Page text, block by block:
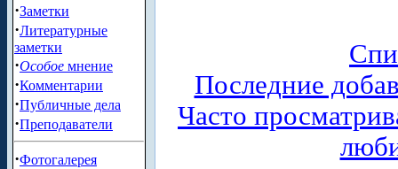
·Заметки
·Литературные
заметки
·Особое мнение
·Комментарии
·Публичные дела
·Преподаватели
·Фотогалерея
Последние
Часто